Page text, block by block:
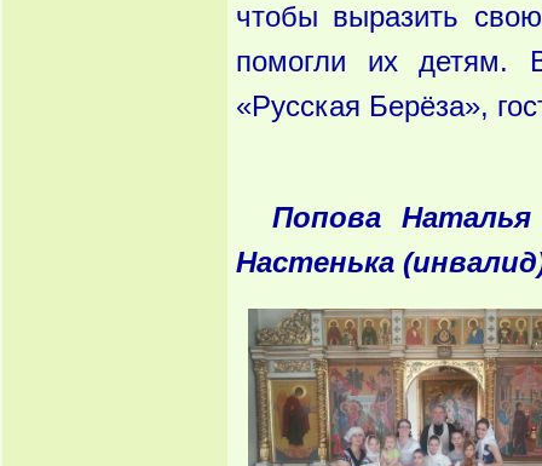
чтобы выразить
помогли их детям.
«Русская Берёза»,
Попова Наталья
Настенька